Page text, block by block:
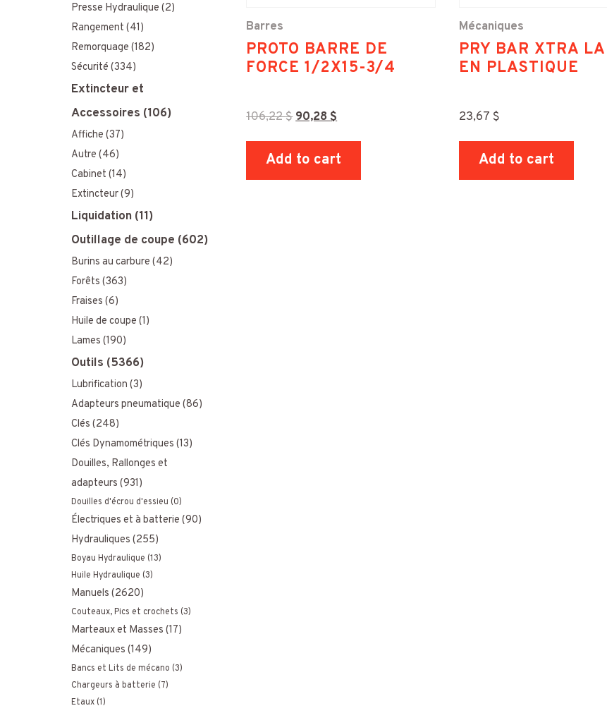
Barres
PROTO BARRE DE
FORCE 1/2X15-3/4
106,22$90,28$
Add to cart
Mécaniques
PRY BAR XTRA
EN PLASTIQUE
23,67 $
Add to cart
Presse Hydraulique (2)
Rangement (41)
Remorquage (182)
Sécurité (334)
Extincteur et
Accessoires (106)
Affiche (37)
Autre (46)
Cabinet (14)
Extincteur(9)
Liquidation (11)
Outillage de coupe (602)
Burins au carbure (42)
Forêts (363)
Fraises (6)
Huile de coupe (1)
Lames (190)
Outils (5366)
Lubrification (3)
Adapteurs pneumatique (86)
Clés (248)
Clés Dynamométriques (13)
Douilles, Rallonges et
adapteurs (931)
Douilles d'écrou d'essieu (0)
Électriques et à batterie (90)
Hydrauliques (255)
Boyau Hydraulique (13)
Huile Hydraulique (3)
Manuels (2620)
Couteaux, Pics et crochets (3)
Marteaux et Masses (17)
Mécaniques (149)
Bancs et Lits de mécano (3)
Chargeurs à batterie (7)
Etaux (1)